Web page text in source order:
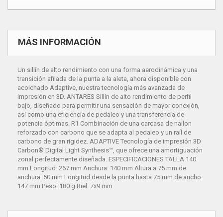
MÁS INFORMACIÓN
Un sillín de alto rendimiento con una forma aerodinámica y una
transición afilada de la punta a la aleta, ahora disponible con
acolchado Adaptive, nuestra tecnología más avanzada de
impresión en 3D. ANTARES Sillín de alto rendimiento de perfil
bajo, diseñado para permitir una sensación de mayor conexión,
así como una eficiencia de pedaleo y una transferencia de
potencia óptimas. R1 Combinación de una carcasa de nailon
reforzado con carbono que se adapta al pedaleo y un raíl de
carbono de gran rigidez. ADAPTIVE Tecnología de impresión 3D
Carbon® Digital Light Synthesis™, que ofrece una amortiguación
zonal perfectamente diseñada. ESPECIFICACIONES TALLA 140
mm Longitud: 267 mm Anchura: 140 mm Altura a 75 mm de
anchura: 50 mm Longitud desde la punta hasta 75 mm de ancho:
147 mm Peso: 180 g Riel: 7x9 mm